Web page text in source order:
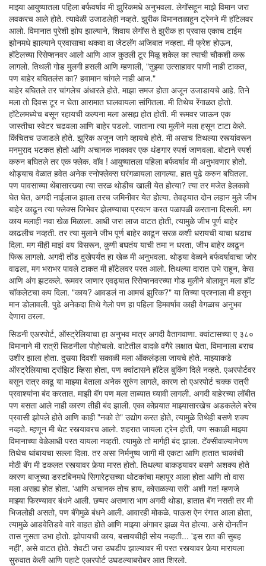
माझ्या आयुष्यातला पहिला बर्फवर्षाव मी झुरिकमधे अनुभवला. लेगॉसहून माझे विमान जरा
लवकरच आले होते. त्यावेळी उजाडलेही नव्हते. झुरीक विमानतळाहून ट्रेनने मी हॉटेलवर
आलो. विमानात पुरेशी झोप झाल्याने, शिवाय लेगॉस ते झुरीक हा प्रवास एकाच टाईम
झोनमधे झाल्याने प्रवासाचा थकवा वा जेटलॅग अजिबात नव्हता. मी फ्रेश होऊन,
हॉटेलच्या रिसेप्शनवर आलो आणि आज कुठली टूर मिळू शकेल का त्याची चौकशी करू
लागलो. तिथली गोड मुलगी हसली आणि म्हणाली, "तुझ्या उत्साहावर पाणी नाही टाकत,
पण बाहेर बघितलंस का? हवामान चांगले नाही आज."
बाहेर बघितले तर चांगलेच अंधारले होते. माझा समज होता अजून उजाडायचे आहे. तिने
मला तो दिवस टूर न घेता आरामात घालवायला सांगितला. मी तिथेच रेंगाळत होतो.
हॉटेलमध्येच बसून रहायची कल्पना मला असह्य होत होती. मी रूमवर जाऊन एक
जास्तीचा स्वेटर चढवला आणि बाहेर पडलो. जाताना त्या मुलीने मला हसून टाटा केले.
किंचितच उजाडले होते. झुरिक अजून जागे व्हायचे होते. मी असाच तिथल्या रस्त्यांवरून
मनमुराद भटकत होतो आणि अचानक नाकावर एक थंडगार स्पर्श जाणवला. बोटाने स्पर्श
करुन बघितले तर एक फ्लेक. वॉव ! आयुष्यातला पहिला बर्फवर्षाव मी अनुभवणार होतो.
थोड्याच वेळात हवेत अनेक स्नोफ्लेक्स घरंगळायला लागल्या. हात पुढे करुन बघितला.
पण पावसाच्या थेंबासारख्या त्या सरळ थोडीच खाली येत होत्या? त्या तर मजेत हेलकावे
घेत घेत, अगदी नाईलाज झाला तरच जमिनीवर येत होत्या. तेवढ्यात दोन लहान मुले जीभ
बाहेर काढून त्या फ्लेक्स जिभेवर झेलण्याचा प्रयत्न करत पळापळी करताना दिसली. मग
काय मलाही नवा खेळ मिळाला. आधी जरा लाज वाटत होती, त्यामुळे जीभ पूर्ण बाहेर
काढलीच नव्हती. तर त्या मुलाने जीभ पूर्ण बाहेर काढून सरळ कशी धरायची याचा धडाच
दिला. मग मीही माझं वय विसरून, कुणी बघतंय याची तमा न धरता, जीभ बाहेर काढून
फिरू लागलो. अगदी तोंड दुखेपर्यंत हा खेळ मी अनुभवला. थोड्या वेळाने बर्फवर्षावाचा जोर
वाढला, मग भराभर पावले टाकत मी हॉटेलवर परत आलो. तिथल्या दारात उभे राहून, केस
आणि अंग झटकले. रूमवर जाणार एवढ्यात रिसेप्शनवरच्या गोड मुलीने बोलावून मला हॉट
चॉकलेटचा कप दिला. "काय? आवडलं ना आमचं झुरिक?" या तिच्या प्रश्नाला मी हसून
मान डोलावली. पुढे अनेकदा तिथे गेलो पण हा पहिला हिमवर्षाव काही वेगळाच अनुभव
देणारा ठरला.
सिडनी एअरपोर्ट, ऑस्ट्रेलियाचा हा अनुभव मात्र अगदी वैतागवाणा. क्वांटासच्या ए ३८०
विमानाने मी रात्री सिडनीला पोहोचलो. वाटेतील वादळे वगैरे लक्षात घेता, विमानाला बराच
उशीर झाला होता. दुसर्‍या दिवशी सकाळी मला ऑकलंड्ला जायचे होते. माझ्याकडे
ऑस्ट्रेलियाचा ट्रांझिट व्हिसा होता, पण क्वांटासने हॉटेल बुकिंग दिले नव्हते. एअरपोर्टवर
बसून रात्र काढू या माझ्या बेताला अनेक सुरुंग लागले, कारण तो एअरपोर्ट चक्क रात्री
प्रवाश्यांना बंद करतात. माझी बॅग पण मला ताब्यात घ्यावी लागली. अगदी बाहेरच्या लॉबीत
पण बसता आले नाही कारण तीही बंद झाली. एका कोपर्‍यात माझ्यासारखेच अडकलेले बरेच
प्रवासी झोपले होते आणि काही "नको ते" उद्योग करत होते, त्यामुळे तिथेही बसणे शक्य
नव्हते. म्हणून मी थेट रस्त्यावरच आलो. शहरात जायला ट्रेन होती, पण सकाळी माझ्या
विमानाच्या वेळेआधी परत यायला नव्हती. त्यामुळे तो मार्गही बंद झाला. टॅक्सीवाल्यानेपण
तिथेच थांबायचा सल्ला दिला. तर असा निर्मनुष्य जागी मी एकटा आणि हातात चाकांची
मोठी बॅग मी ढकलत रस्त्यावर फेर्‍या मारत होतो. तिथल्या बाकड्यावर बसणे अशक्य होते
कारण बाजूच्या डस्टबिनमधे सिगारेट्सच्या थोटकांचा महापूर आला होता आणि तो वास
मला असह्य होत होता. 'आणि अचानक तोच हाय, कोसळल्या सरी' अशी गत! म्हणजे
माझ्या फिरण्यावर बंधने आली. छप्पर असणारा भाग अगदी थोडा, हातात बॅग नसती तर मी
भिजलोही असतो, पण बॅगेमुळे बंधने आली. आवारही मोकळे. पाऊस ऐन रंगात आला होता,
त्यामुळे आडवेतिडवे वारे वाहत होते आणि माझ्या अंगावर झळा येत होत्या. असे दोनतीन
तास नुसता उभा होतो. झोपायची काय, बसायचीही सोय नव्हती... 'इस रात की सुबह
नही', असे वाटत होते. शेवटी जरा उघडीप झाल्यावर मी परत रस्त्यावर फेर्‍या मारायला
सुरुवात केली आणि पहाटे एअरपोर्ट उघडल्याबरोबर आत शिरलो.